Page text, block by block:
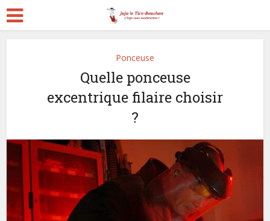
Ponceuse
Quelle ponceuse
excentrique filaire choisir
?